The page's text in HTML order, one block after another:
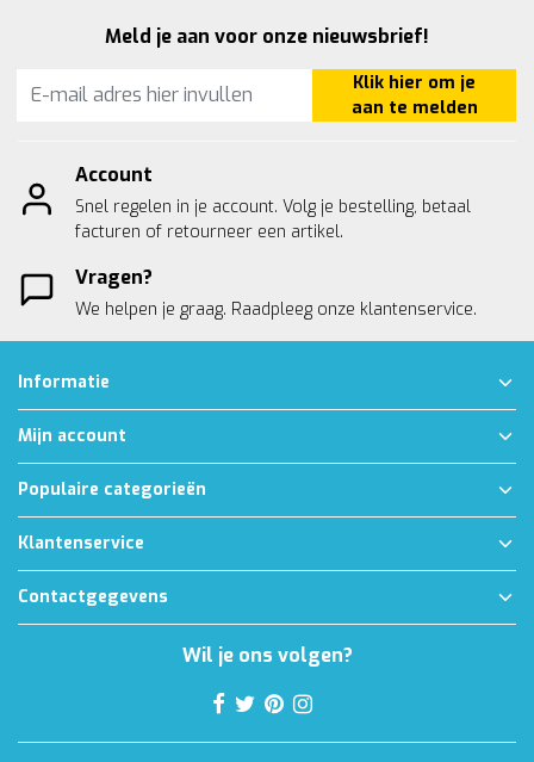
Meld je aan voor onze nieuwsbrief!
Klik hier om je
aan te melden
Account
Snel regelen in je account. Volg je bestelling, betaal
facturen of retourneer een artikel.
Vragen?
We helpen je graag. Raadpleeg onze klantenservice.
Informatie
Mijn account
Populaire categorieën
Klantenservice
Contactgegevens
Wil je ons volgen?